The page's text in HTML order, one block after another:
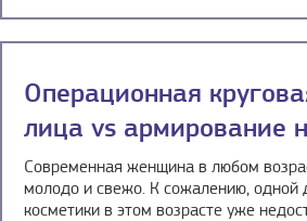
Операционная
лица vs армирование
Современная женщина в любом
молодо и свежо. К сожалению, одной
косметики в этом возрасте уже